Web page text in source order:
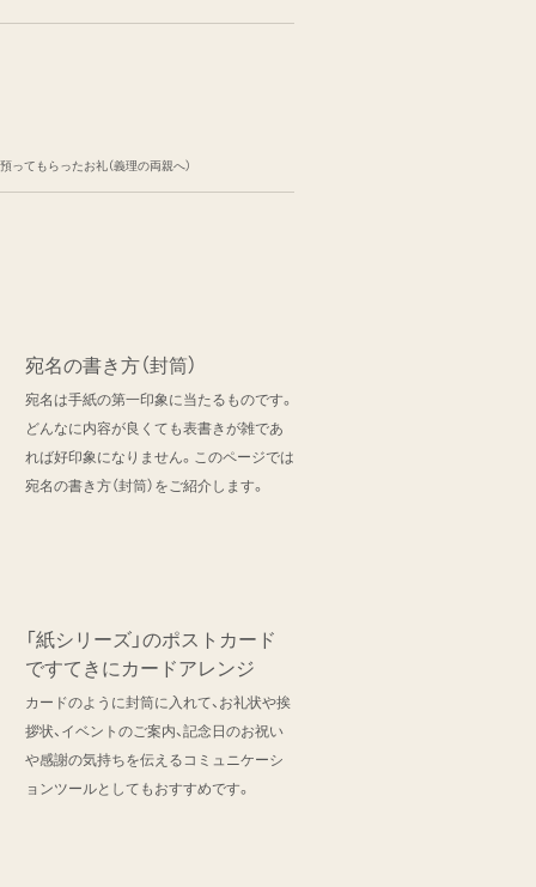
預ってもらったお礼（義理の両親へ）
宛名の書き方（封筒）
宛名は手紙の第一印象に当たるものです。
どんなに内容が良くても表書きが雑であ
れば好印象になりません。このページでは
宛名の書き方（封筒）をご紹介します。
「紙シリーズ」のポストカード
ですてきにカードアレンジ
カードのように封筒に入れて、お礼状や挨
拶状、イベントのご案内、記念日のお祝い
や感謝の気持ちを伝えるコミュニケーシ
ョンツールとしてもおすすめです。